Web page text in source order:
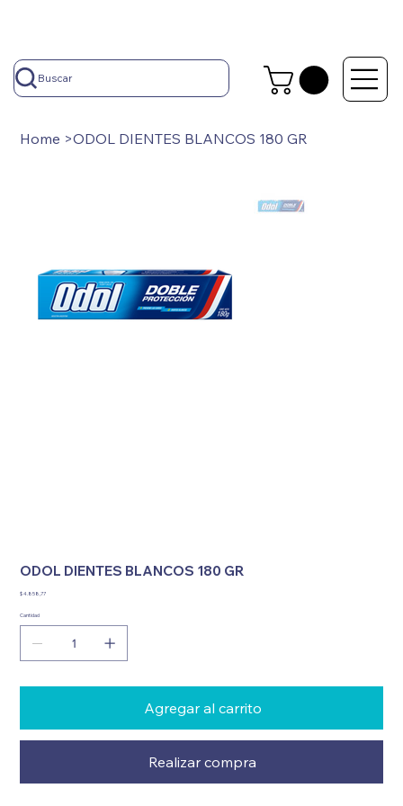
Buscar
Home >ODOL DIENTES BLANCOS 180 GR
ODOL DIENTES BLANCOS 180 GR
Precio
$ 4.858,77
Cantidad
Agregar al carrito
Realizar compra